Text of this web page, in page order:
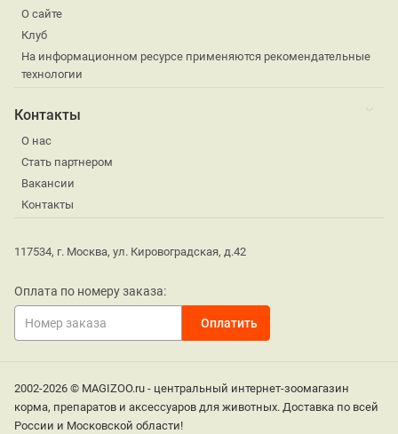
О сайте
Клуб
На информационном ресурсе применяются рекомендательные
технологии
Контакты
О нас
Стать партнером
Вакансии
Контакты
117534, г. Москва, ул. Кировоградская, д.42
Оплата по номеру заказа:
2002-2026 © MAGIZOO.ru - центральный интернет-зоомагазин
корма, препаратов и аксессуаров для животных. Доставка по всей
России и Московской области!